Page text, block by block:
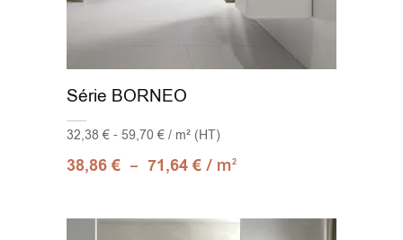
Série BORNEO
32,38 € - 59,70 € / m² (HT)
38,86€ – 71,64€ / m2